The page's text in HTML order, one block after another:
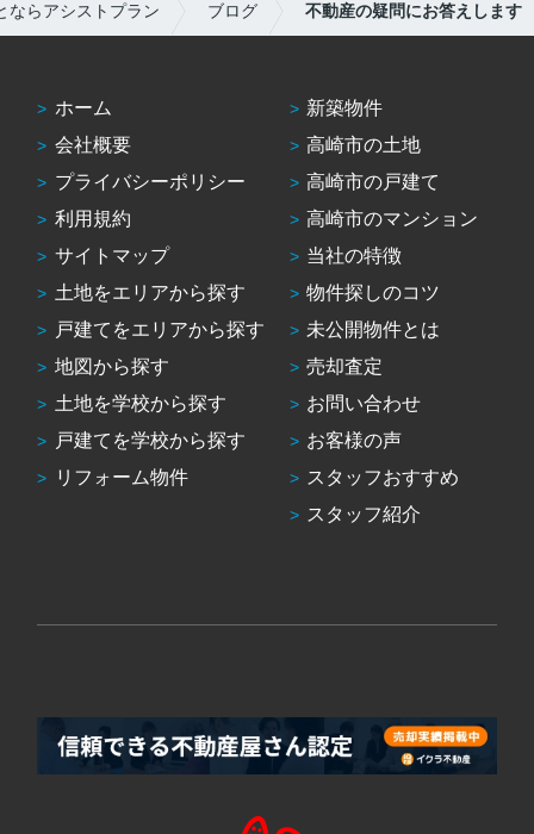
ならアシストプラン ブログ 不動産の疑問にお答えします
ホーム
会社概要
プライバシーポリシー
利用規約
サイトマップ
土地をエリアから探す
戸建てをエリアから探す
地図から探す
土地を学校から探す
戸建てを学校から探す
リフォーム物件
新築物件
高崎市の土地
高崎市の戸建て
高崎市のマンション
当社の特徴
物件探しのコツ
未公開物件とは
売却査定
お問い合わせ
お客様の声
スタッフおすすめ
スタッフ紹介